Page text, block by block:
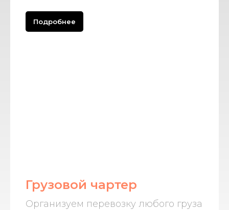
Подробнее
Грузовой чартер
Организуем перевозку любого груза